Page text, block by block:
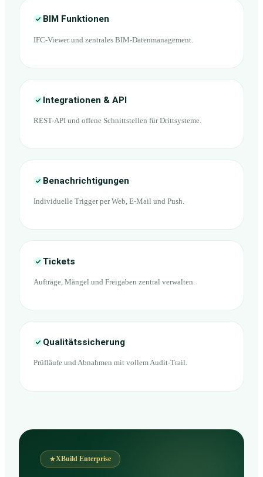
BIM Funktionen
IFC-Viewer und zentrales BIM-Datenmanagement.
Integrationen & API
REST-API und offene Schnittstellen für Drittsysteme.
Benachrichtigungen
Individuelle Trigger per Web, E-Mail und Push.
Tickets
Aufträge, Mängel und Freigaben zentral verwalten.
Qualitätssicherung
Prüfläufe und Abnahmen mit vollem Audit-Trail.
XBuild Enterprise